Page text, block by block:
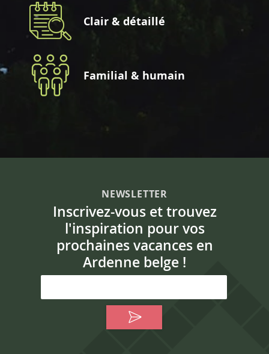
Clair & détaillé
Familial & humain
NEWSLETTER
Inscrivez-vous et trouvez
l'inspiration pour vos
prochaines vacances en
Ardenne belge !